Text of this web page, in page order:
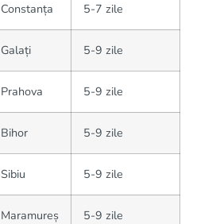
Constanța 5-7 zile
Galați 5-9 zile
Prahova 5-9 zile
Bihor 5-9 zile
Sibiu 5-9 zile
Maramureș 5-9 zile